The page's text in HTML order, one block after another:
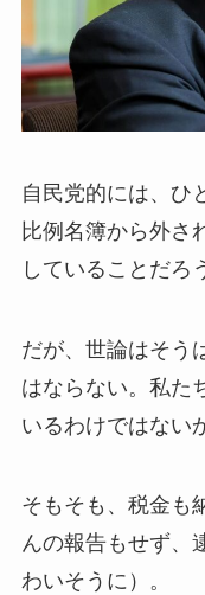
自民党的には、ひ
比例名簿から外さ
していることだろ
だが、世論はそう
はならない。私た
いるわけではない
そもそも、税金も
んの報告もせず、
わいそうに）。